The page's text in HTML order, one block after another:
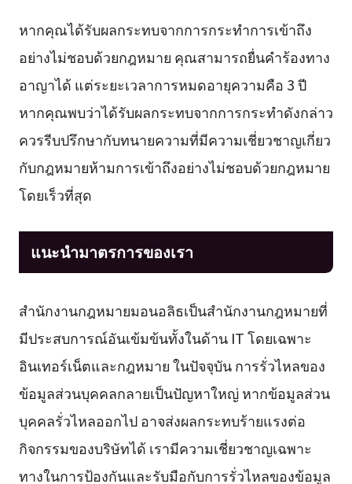
หากคุณได้รับผลกระทบจากการกระทำการเข้าถึง
อย่างไม่ชอบด้วยกฎหมาย คุณสามารถยื่นคำร้องทาง
อาญาได้ แต่ระยะเวลาการหมดอายุความคือ 3 ปี
หากคุณพบว่าได้รับผลกระทบจากการกระทำดังกล่าว
ควรรีบปรึกษากับทนายความที่มีความเชี่ยวชาญเกี่ยว
กับกฎหมายห้ามการเข้าถึงอย่างไม่ชอบด้วยกฎหมาย
โดยเร็วที่สุด
แนะนำมาตรการของเรา
สำนักงานกฎหมายมอนอลิธเป็นสำนักงานกฎหมายที่
มีประสบการณ์อันเข้มข้นทั้งในด้าน IT โดยเฉพาะ
อินเทอร์เน็ตและกฎหมาย ในปัจจุบัน การรั่วไหลของ
ข้อมูลส่วนบุคคลกลายเป็นปัญหาใหญ่ หากข้อมูลส่วน
บุคคลรั่วไหลออกไป อาจส่งผลกระทบร้ายแรงต่อ
กิจกรรมของบริษัทได้ เรามีความเชี่ยวชาญเฉพาะ
ทางในการป้องกันและรับมือกับการรั่วไหลของข้อมูล